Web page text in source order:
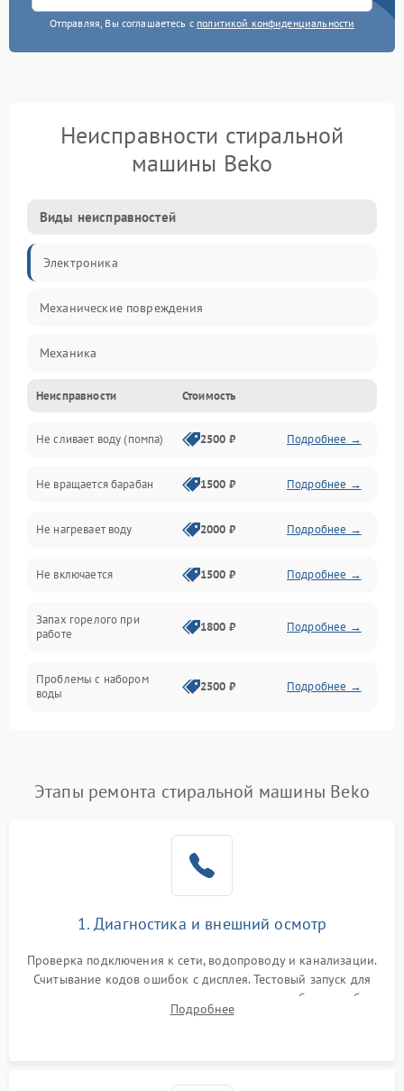
Отправляя, Вы соглашаетесь с политикой конфиденциальности
Неисправности стиральной
машины Beko
Виды неисправностей
Электроника
Механические повреждения
Механика
Электропитание
Водоснабжение
Слив
Программное обеспечение
Неисправности Стоимость
Не сливает воду (помпа) 2500 ₽ Подробнее →
Не вращается барабан 1500 ₽ Подробнее →
Не нагревает воду 2000 ₽ Подробнее →
Не включается 1500 ₽ Подробнее →
Запах горелого при
работе
1800 ₽ Подробнее →
Проблемы с набором
воды
2500 ₽ Подробнее →
Замена платы управления Подробнее →
Этапы ремонта стиральной машины Beko
1. Диагностика и внешний осмотр
Проверка подключения к сети, водопроводу и канализации.
Считывание кодов ошибок с дисплея. Тестовый запуск для
выявления посторонних шумов, протечек или сбоев в работе
электронного модуля управления.
Подробнее